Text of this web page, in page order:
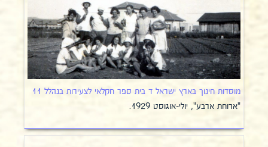
מוסדות חינוך בארץ ישראל ד בית ספר חקלאי לצעירות בנהלל 11
"ארוחת ארבע", יולי-אוגוסט 1929.